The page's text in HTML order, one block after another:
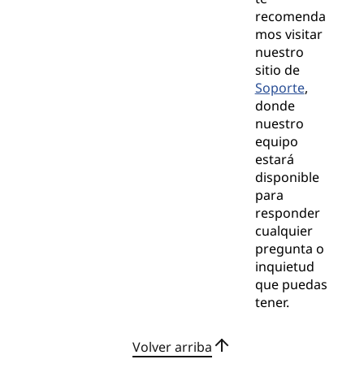
recomenda
mos visitar
nuestro
sitio de
Soporte,
donde
nuestro
equipo
estará
disponible
para
responder
cualquier
pregunta o
inquietud
que puedas
tener.
Volver arriba